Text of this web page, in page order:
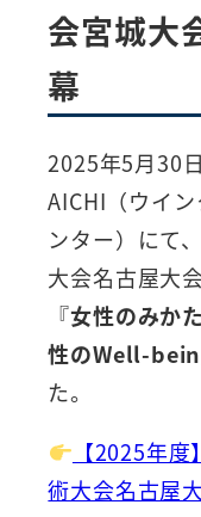
会宮城大
幕
2025年5月30
AICHI（ウイ
ンター）にて
大会名古屋大
『女性のみか
性のWell-
た。
【2025年
術大会名古屋